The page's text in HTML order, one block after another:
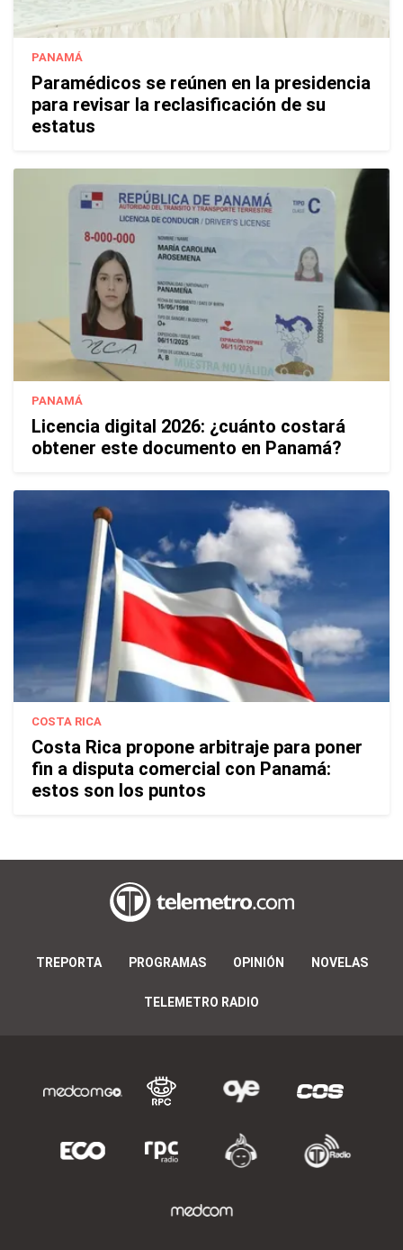
PANAMÁ
Paramédicos se reúnen en la presidencia
para revisar la reclasificación de su
estatus
PANAMÁ
Licencia digital 2026: ¿cuánto costará
obtener este documento en Panamá?
COSTA RICA
Costa Rica propone arbitraje para poner
fin a disputa comercial con Panamá:
estos son los puntos
TREPORTA PROGRAMAS OPINIÓN NOVELAS
TELEMETRO RADIO